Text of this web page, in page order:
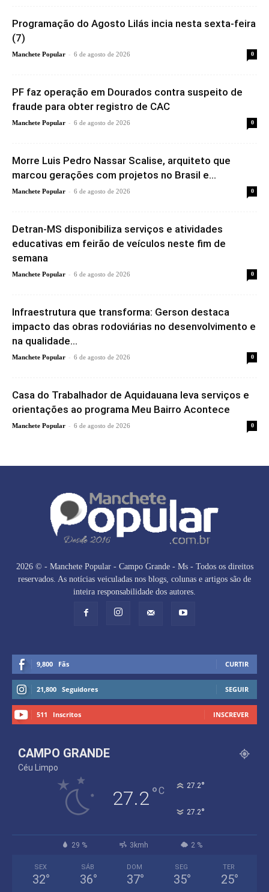
Programação do Agosto Lilás incia nesta sexta-feira
(7)
Manchete Popular - 6 de agosto de 2026 0
PF faz operação em Dourados contra suspeito de
fraude para obter registro de CAC
Manchete Popular - 6 de agosto de 2026 0
Morre Luis Pedro Nassar Scalise, arquiteto que
marcou gerações com projetos no Brasil e...
Manchete Popular - 6 de agosto de 2026 0
Detran-MS disponibiliza serviços e atividades
educativas em feirão de veículos neste fim de
semana
Manchete Popular - 6 de agosto de 2026 0
Infraestrutura que transforma: Gerson destaca
impacto das obras rodoviárias no desenvolvimento e
na qualidade...
Manchete Popular - 6 de agosto de 2026 0
Casa do Trabalhador de Aquidauana leva serviços e
orientações ao programa Meu Bairro Acontece
Manchete Popular - 6 de agosto de 2026 0
2026 © - Manchete Popular - Campo Grande - Ms - Todos os direitos
reservados. As notícias veiculadas nos blogs, colunas e artigos são de
inteira responsabilidade dos autores.
9,800 Fãs CURTIR
21,800 Seguidores SEGUIR
511 Inscritos INSCREVER
CAMPO GRANDE
Céu Limpo
27.2°C 27.2°
27.2°
29 % 3kmh 2 %
SEX
32°
SÁB
36°
DOM
37°
SEG
35°
TER
25°